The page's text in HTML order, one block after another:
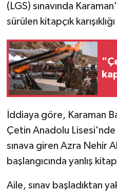
(LGS) sınavında
sürülen kitapçık
İddiaya göre, Karaman
Çetin Anadolu Lisesi'nde
sınava giren Azra Nehir
başlangıcında yanlış
Aile, sınav başladıktan